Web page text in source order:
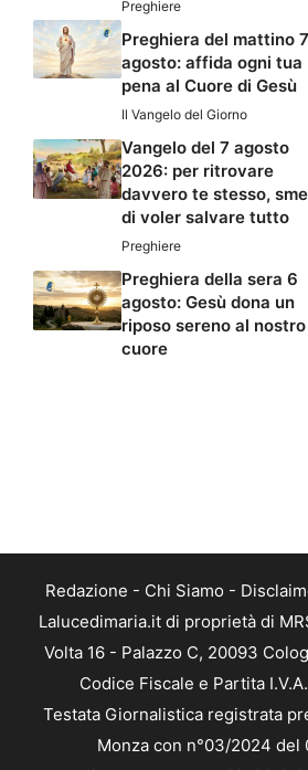
Preghiere
Preghiera del mattino 7
agosto: affida ogni tua
pena al Cuore di Gesù
Il Vangelo del Giorno
Vangelo del 7 agosto
2026: per ritrovare
davvero te stesso,
di voler salvare tutto
Preghiere
Preghiera della sera 6
agosto: Gesù dona un
riposo sereno al nostro
cuore
Redazione - Chi Siamo -
Lalucedimaria.it di proprietà di
Volta 16 - Palazzo C, 20093
Codice Fiscale e Partita
Testata Giornalistica registrata
Monza con n°03/2024 del